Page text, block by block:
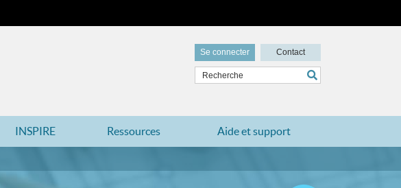
Se connecter Contact
INSPIRE Ressources Aide et support